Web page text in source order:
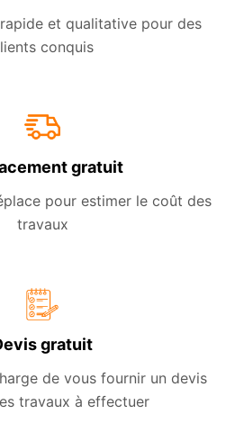
et qualitative pour des
conquis
gratuit
pour estimer le coût des
travaux
gratuit
de vous fournir un devis
travaux à effectuer